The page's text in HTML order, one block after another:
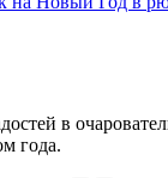
в
года.